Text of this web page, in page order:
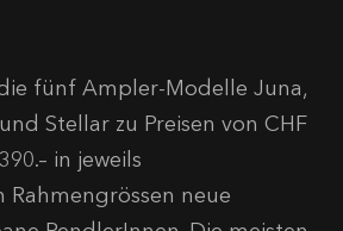
fünf Ampler-Modelle Juna,
Stellar zu Preisen von CHF
in jeweils
Rahmengrössen neue